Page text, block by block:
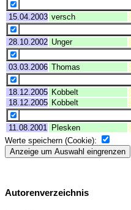
15.04.2003 versch
28.10.2002 Unger
03.03.2006 Thomas
18.12.2005 Kobbelt
18.12.2005 Kobbelt
11.08.2001 Plesken
Werte speichern (Cookie):
Autorenverzeichnis